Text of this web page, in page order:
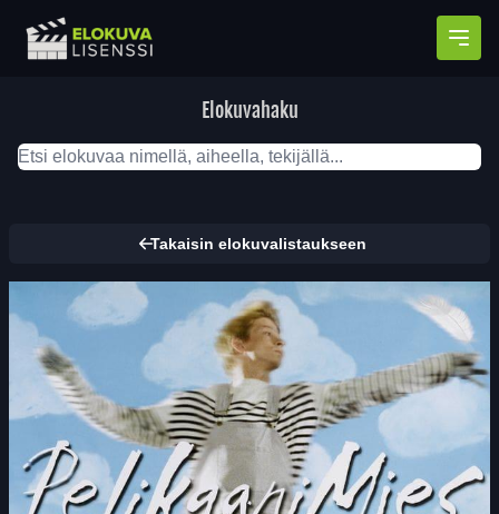
Elokuvahaku
Takaisin elokuvalistaukseen